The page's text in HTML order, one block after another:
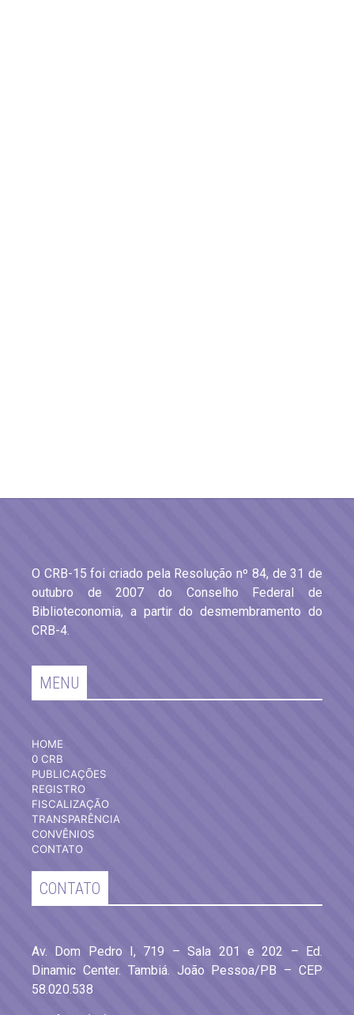
O CRB-15 foi criado pela Resolução nº 84, de 31 de
outubro de 2007 do Conselho Federal de
Biblioteconomia, a partir do desmembramento do
CRB-4.
MENU
HOME
0 CRB
PUBLICAÇÕES
REGISTRO
FISCALIZAÇÃO
TRANSPARÊNCIA
CONVÊNIOS
CONTATO
CONTATO
Av. Dom Pedro I, 719 – Sala 201 e 202 – Ed.
Dinamic Center. Tambiá. João Pessoa/PB – CEP
58.020.538